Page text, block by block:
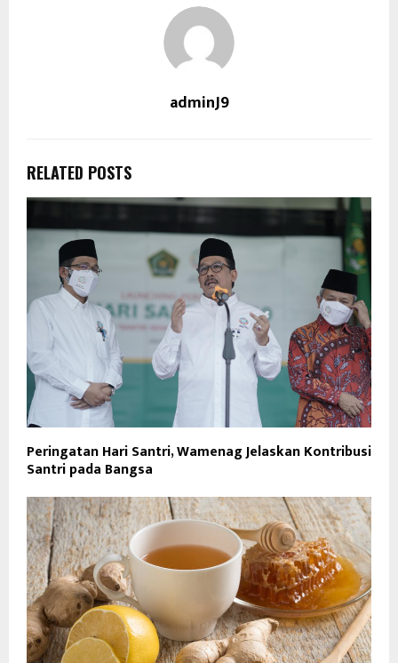
adminJ9
RELATED POSTS
Peringatan Hari Santri, Wamenag Jelaskan Kontribusi
Santri pada Bangsa